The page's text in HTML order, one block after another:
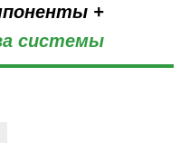
+
системы